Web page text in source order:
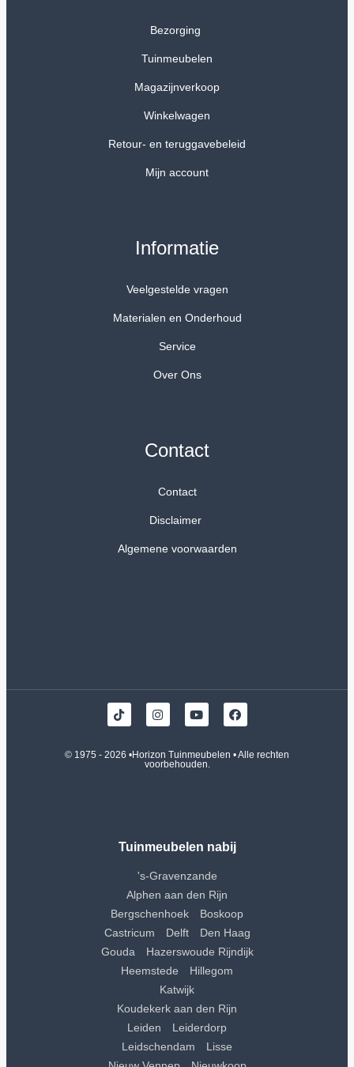
Bezorging
Tuinmeubelen
Magazijnverkoop
Winkelwagen
Retour- en teruggavebeleid
Mijn account
Informatie
Veelgestelde vragen
Materialen en Onderhoud
Service
Over Ons
Contact
Contact
Disclaimer
Algemene voorwaarden
© 1975 - 2026 •Horizon Tuinmeubelen • Alle rechten
voorbehouden.
Tuinmeubelen nabij
's-Gravenzande
Alphen aan den Rijn
Bergschenhoek
Boskoop
Castricum
Delft
Den Haag
Gouda
Hazerswoude Rijndijk
Heemstede
Hillegom
Katwijk
Koudekerk aan den Rijn
Leiden
Leiderdorp
Leidschendam
Lisse